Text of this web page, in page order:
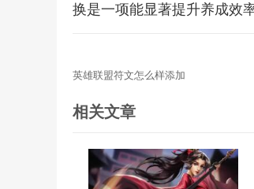
换是一项能显著提升养成效
英雄联盟符文怎么样添加
相关文章